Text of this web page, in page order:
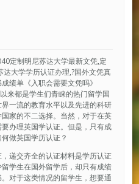
定制明尼苏达大学最新文凭,定
大学学历认证办理,?国外文凭真
绩单《入职会需要文凭吗》
来都是学生们青睐的热门留学国
一流的教育水平以及先进的科研
家的不二选择。当然，对于在英
办理英国学认证。但是，只有成
做英国学历认证？
递交齐全的认证材料是学历认证
学生在国外留学后，却只有成绩
对于这类情况的留学生，想要通